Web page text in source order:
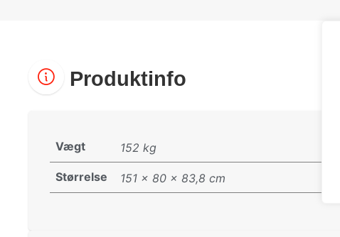
Produktinfo
Vægt 152 kg
Størrelse 151 × 80 × 83,8 cm